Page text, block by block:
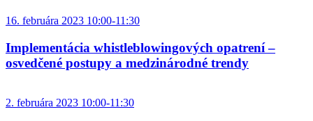
16. februára 2023 10:00-11:30
Implementácia whistleblowingových opatrení –
osvedčené postupy a medzinárodné trendy
2. februára 2023 10:00-11:30